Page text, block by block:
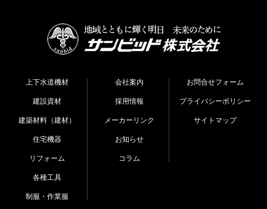
上下水道機材
建設資材
建築材料（建材）
住宅機器
リフォーム
各種工具
制服・作業服
会社案内
採用情報
メーカーリンク
お知らせ
コラム
お問合せフォーム
プライバシーポリシー
サイトマップ